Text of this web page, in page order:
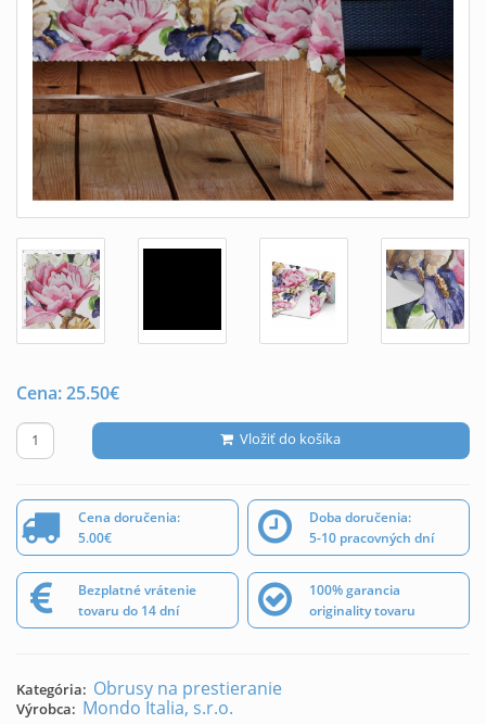
Cena:25.50€
Vložiť do košíka
Cena doručenia:
5.00€
Doba doručenia:
5-10 pracovných dní
Bezplatné vrátenie
tovaru do 14 dní
100% garancia
originality tovaru
Kategória: Obrusy na prestieranie
Výrobca: Mondo Italia, s.r.o.